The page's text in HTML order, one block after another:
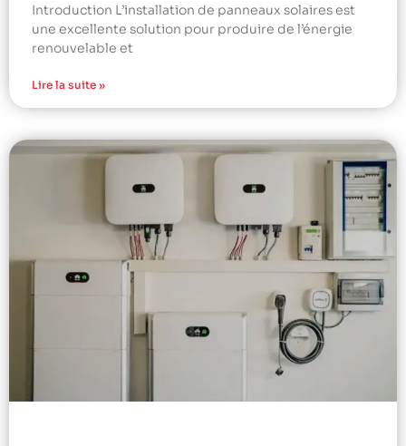
Introduction L’installation de panneaux solaires est
une excellente solution pour produire de l’énergie
renouvelable et
Lire la suite »